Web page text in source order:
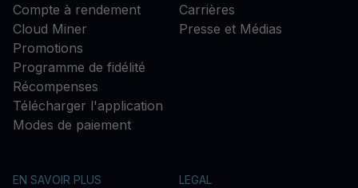
Compte à rendement
Cloud Miner
Promotions
Programme de fidélité
Récompenses
Télécharger l'application
Modes de paiement
Carrières
Presse et Médias
EN SAVOIR PLUS LEGAL